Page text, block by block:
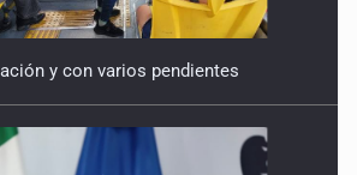
y con varios pendientes